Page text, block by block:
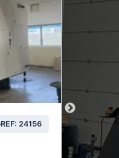
REF: 24156 MAZAK